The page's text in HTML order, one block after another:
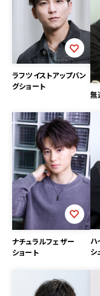
ラフツイストアップバン
グショート
無
ナチュラルフェザー
ショート
ハ
シ